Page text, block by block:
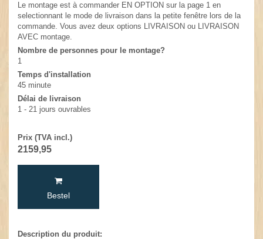
Le montage est à commander EN OPTION sur la page 1 en
selectionnant le mode de livraison dans la petite fenêtre lors de la
commande. Vous avez deux options LIVRAISON ou LIVRAISON
AVEC montage.
Nombre de personnes pour le montage?
1
Temps d'installation
45 minute
Délai de livraison
1 - 21 jours ouvrables
Prix (TVA incl.)
2159,95
Bestel
Description du produit: